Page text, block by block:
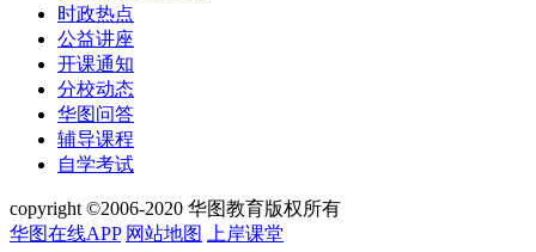
时政热点
公益讲座
开课通知
分校动态
华图问答
辅导课程
自学考试
copyright ©2006-2020 华图教育版权所有
华图在线APP 网站地图 上岸课堂